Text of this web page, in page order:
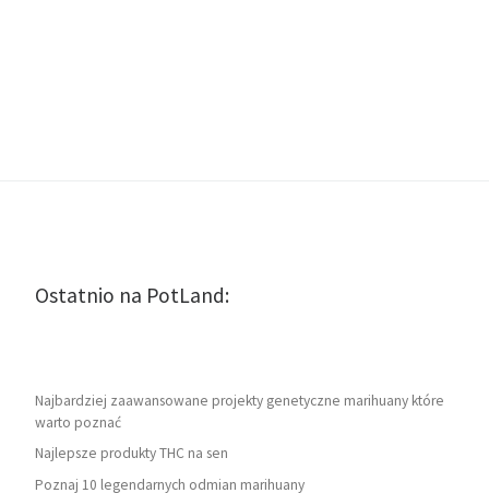
Ostatnio na PotLand:
Najbardziej zaawansowane projekty genetyczne marihuany które
warto poznać
Najlepsze produkty THC na sen
Poznaj 10 legendarnych odmian marihuany